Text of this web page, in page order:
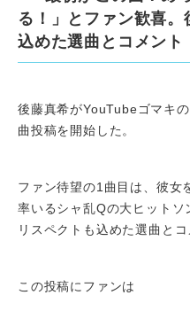
る！」とファン歓喜
込めた選曲とコメント
後藤真希がYouTubeゴマキ
曲投稿を開始した。
ファン待望の1曲目は、彼女
率いるシャ乱Qの大ヒット
リスペクトも込めた選曲とコ
この投稿にファンは